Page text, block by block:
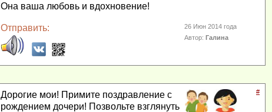
Она ваша любовь и вдохновение!
Отправить:
26 Июн 2014 года
Автор:Галина
Дорогие мои! Примите поздравление с
рождением дочери! Позвольте взглянуть
#